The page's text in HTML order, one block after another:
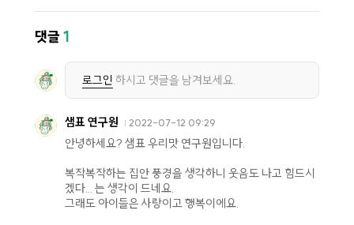
댓글1
로그인 하시고 댓글을 남겨보세요.
샘표 연구원 2022-07-12 09:29
안녕하세요? 샘표 우리맛 연구원입니다.
복작복작하는 집안 풍경을 생각하니 웃음도 나고 힘드시
겠다... 는 생각이 드네요.
그래도 아이들은 사랑이고 행복이에요.